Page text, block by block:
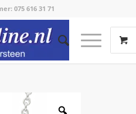
075 616 31 71